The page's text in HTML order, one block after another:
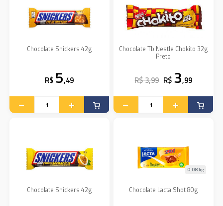
Chocolate Snickers 42g
R$ 5,49
Chocolate Tb Nestle Chokito 32g
Preto
R$ 3,99 R$ 3,99
Chocolate Snickers 42g Chocolate Lacta Shot 80g
0.08 kg